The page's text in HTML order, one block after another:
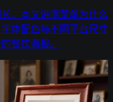
。本文讲清菜单为什么
体配色与不同平台尺寸
餐饮海报。